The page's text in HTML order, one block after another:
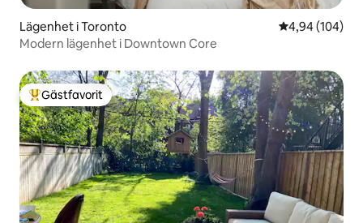
Lägenhet i Toronto 4,94 av 5 i
4,94 (104)
Modern lägenhet i Downtown Core
Populär gästfavorit
Gästfavorit